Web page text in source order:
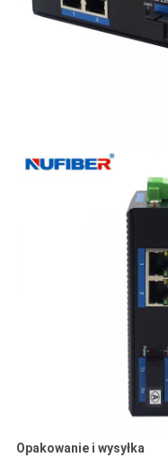
Opakowanie i wysyłka